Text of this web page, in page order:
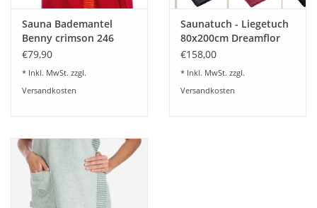
Sauna Bademantel
Benny crimson 246
€79,90
* Inkl. MwSt. zzgl.
Versandkosten
Saunatuch - Liegetuch
80x200cm Dreamflor
Weseta Switzerland
€158,00
* Inkl. MwSt. zzgl.
Versandkosten